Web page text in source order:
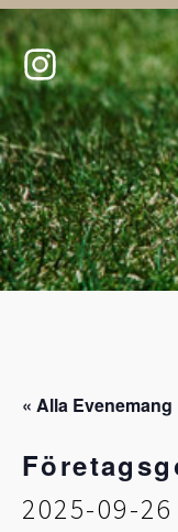
« Alla Evenemang
2025-09-26